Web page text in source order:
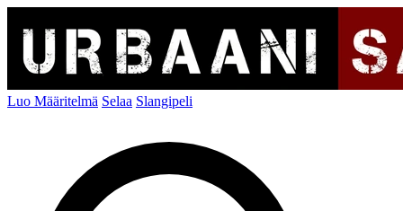
Luo Määritelmä Selaa Slangipeli